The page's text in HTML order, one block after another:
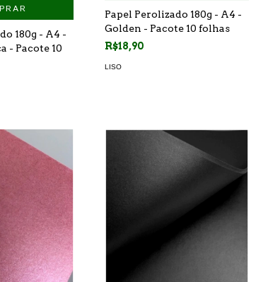
180g - A4 -
- Pacote 10
Papel Perolizado 180g - A4 -
Golden - Pacote 10 folhas
R$18,90
LISO